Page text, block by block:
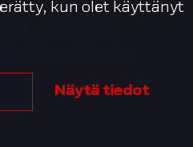
kun olet käyttänyt
Näytä tiedot
sekä